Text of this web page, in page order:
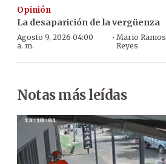
Opinión
La desaparición de la vergüenza
Agosto 9, 2026 04:00
a. m.
· Mario Ramos
Reyes
Notas más leídas